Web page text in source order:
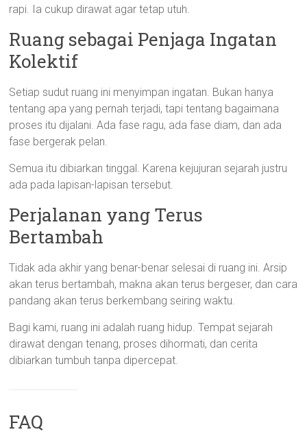
rapi. Ia cukup dirawat agar tetap utuh.
Ruang sebagai Penjaga Ingatan
Kolektif
Setiap sudut ruang ini menyimpan ingatan. Bukan hanya
tentang apa yang pernah terjadi, tapi tentang bagaimana
proses itu dijalani. Ada fase ragu, ada fase diam, dan ada
fase bergerak pelan.
Semua itu dibiarkan tinggal. Karena kejujuran sejarah justru
ada pada lapisan-lapisan tersebut.
Perjalanan yang Terus
Bertambah
Tidak ada akhir yang benar-benar selesai di ruang ini. Arsip
akan terus bertambah, makna akan terus bergeser, dan cara
pandang akan terus berkembang seiring waktu.
Bagi kami, ruang ini adalah ruang hidup. Tempat sejarah
dirawat dengan tenang, proses dihormati, dan cerita
dibiarkan tumbuh tanpa dipercepat.
FAQ